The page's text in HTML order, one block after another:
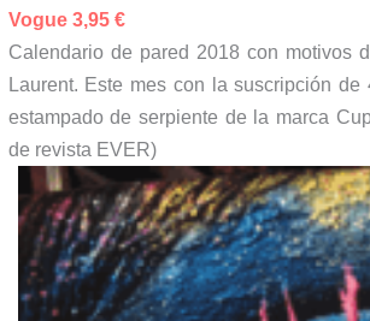
Vogue 3,95 €
Calendario de pared 2018 con motivos
Laurent. Este mes con la suscripción
estampado de serpiente de la marca
de revista EVER)